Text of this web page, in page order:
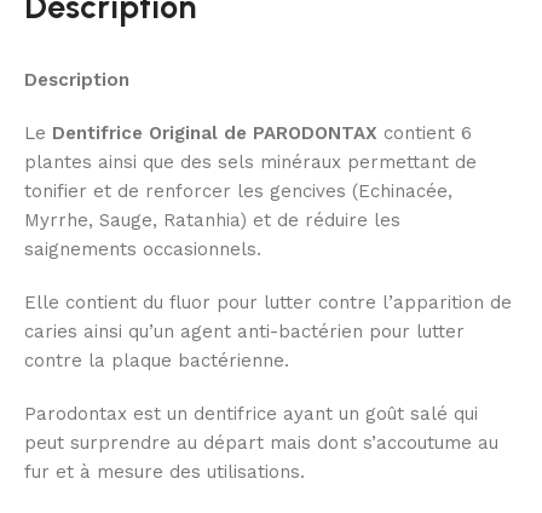
Description
Le Dentifrice Original de PARODONTAX contient 6
plantes ainsi que des sels minéraux permettant de
tonifier et de renforcer les gencives (Echinacée,
Myrrhe, Sauge, Ratanhia) et de réduire les
saignements occasionnels.
Elle contient du fluor pour lutter contre l’apparition de
caries ainsi qu’un agent anti-bactérien pour lutter
contre la plaque bactérienne.
Parodontax est un dentifrice ayant un goût salé qui
peut surprendre au départ mais dont s’accoutume au
fur et à mesure des utilisations.